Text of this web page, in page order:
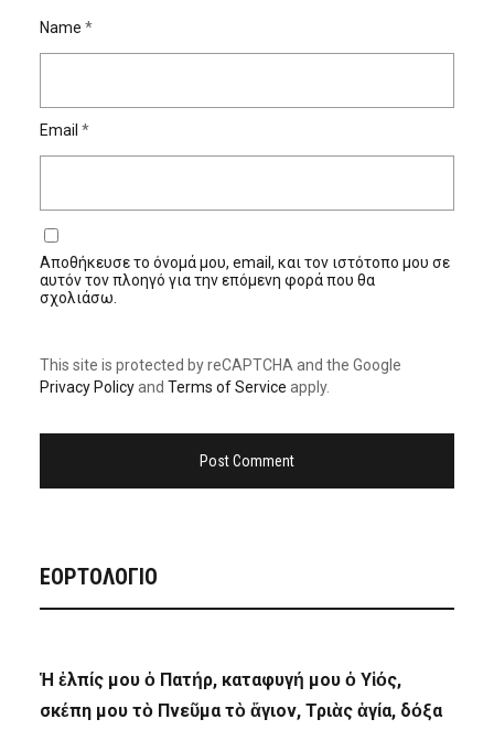
Name *
Email *
Αποθήκευσε το όνομά μου, email, και τον ιστότοπο μου σε
αυτόν τον πλοηγό για την επόμενη φορά που θα
σχολιάσω.
This site is protected by reCAPTCHA and the Google
Privacy Policyand Terms of Service apply.
ΕΟΡΤΟΛΟΓΙΟ
Ἡ ἐλπίς μου ὁ Πατήρ, καταφυγή μου ὁ Υἱός,
σκέπη μου τὸ Πνεῦμα τὸ ἅγιον, Τριὰς ἁγία, δόξα